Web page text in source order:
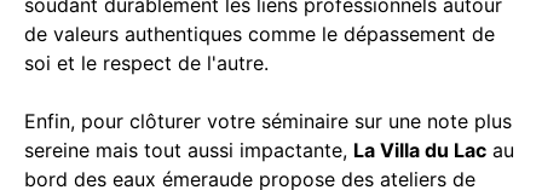
de valeurs authentiques comme le dépassement de
soi et le respect de l'autre.
Enfin, pour clôturer votre séminaire sur une note plus
sereine mais tout aussi impactante, La Villa du Lac au
bord des eaux émeraude propose des ateliers de